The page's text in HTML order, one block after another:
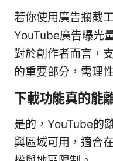
若你使用廣告攔截
YouTube廣告曝光
對於創作者而言，
的重要部分，需理
下載功能真的能
是的，YouTube的
與區域可用，適合